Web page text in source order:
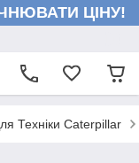
ЦІНУ!
Техніки Caterpillar